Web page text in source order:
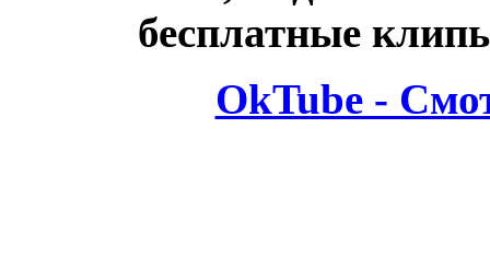
бесплатные
OkTube -